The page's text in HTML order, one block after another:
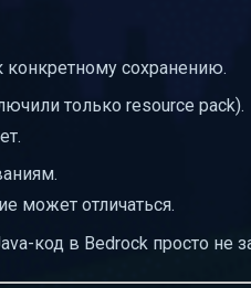
конкретному сохранению.
только resource pack).
может отличаться.
код в Bedrock просто не